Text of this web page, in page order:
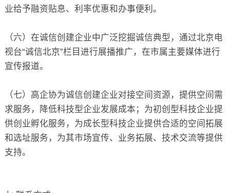
业给予融资贴息、利率优惠和办事便利。
（六）在诚信创建企业中广泛挖掘诚信典型，通过北京电
视台“诚信北京”栏目进行展播推广，在市属主要媒体进行
宣传报道。
（七）高企协为诚信创建企业对接空间资源，提供空间需
求服务，降低科技型企业发展成本；为初创型科技企业提
供创业孵化服务，为成长型科技企业提供合适的空间拓展
和选址服务，为其市场宣传、业务拓展、技术交流等提供
支持。